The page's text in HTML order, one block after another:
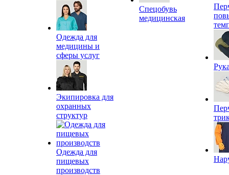
Одежда для
медицины и
сферы услуг
Экипировка для
охранных
структур
Одежда для
пищевых
производств
Спецобувь
медицинская